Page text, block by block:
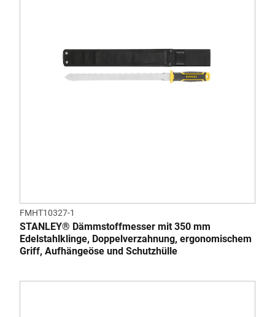
FMHT10327-1
STANLEY® Dämmstoffmesser mit 350 mm
Edelstahlklinge, Doppelverzahnung, ergonomischem
Griff, Aufhängeöse und Schutzhülle